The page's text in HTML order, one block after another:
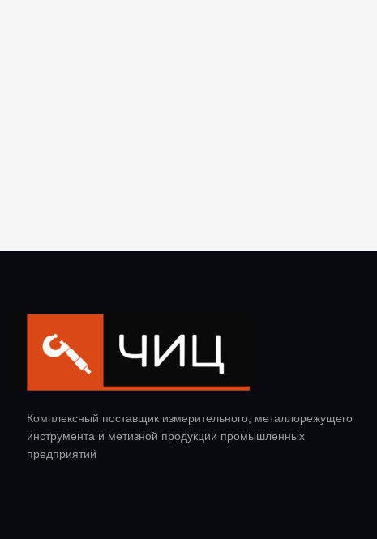
Комплексный поставщик измерительного, металлорежущего
инструмента и метизной продукции промышленных
предприятий